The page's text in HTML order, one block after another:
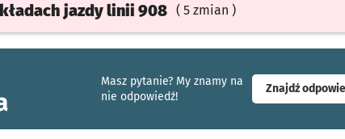
jazdylinii 908 ( 5 zmian )
Masz pytanie? My znamy na
nie odpowiedź!
Znajdź